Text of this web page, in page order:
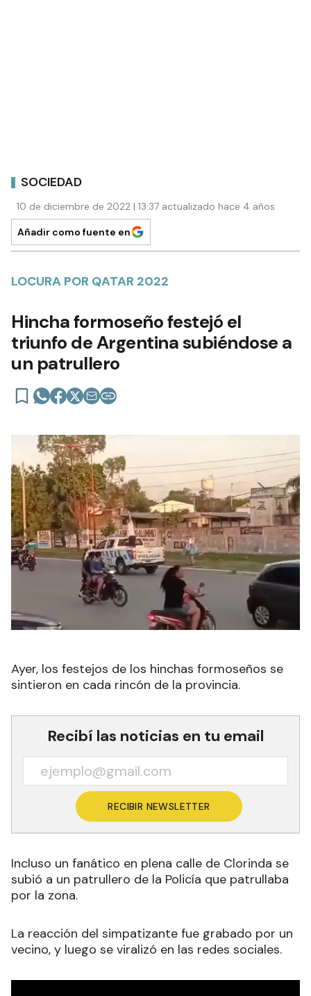
SOCIEDAD
10 de diciembre de 2022 | 13:37 actualizado hace 4 años
Añadir como fuente en
LOCURA POR QATAR 2022
Hincha formoseño festejó el
triunfo de Argentina subiéndose a
un patrullero
Ayer, los festejos de los hinchas formoseños se
sintieron en cada rincón de la provincia.
Recibí las noticias en tu email
RECIBIR NEWSLETTER
Incluso un fanático en plena calle de Clorinda se
subió a un patrullero de la Policía que patrullaba
por la zona.
La reacción del simpatizante fue grabado por un
vecino, y luego se viralizó en las redes sociales.